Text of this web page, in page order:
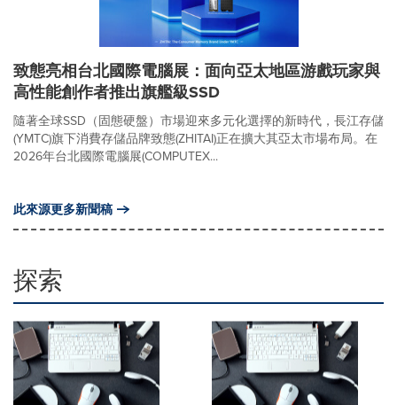
致態亮相台北國際電腦展：面向亞太地區游戲玩家與
高性能創作者推出旗艦級SSD
隨著全球SSD（固態硬盤）市場迎來多元化選擇的新時代，長江存儲
(YMTC)旗下消費存儲品牌致態(ZHITAI)正在擴大其亞太市場布局。在
2026年台北國際電腦展(COMPUTEX...
此來源更多新聞稿
探索